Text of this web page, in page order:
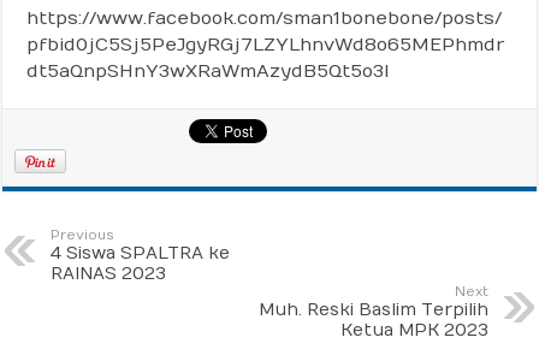
https://www.facebook.com/sman1bonebone/posts/
pfbid0jC5Sj5PeJgyRGj7LZYLhnvWd8o65MEPhmdr
dt5aQnpSHnY3wXRaWmAzydB5Qt5o3l
Previous
4 Siswa SPALTRA ke
RAINAS 2023
Next
Muh. Reski Baslim Terpilih
Ketua MPK 2023